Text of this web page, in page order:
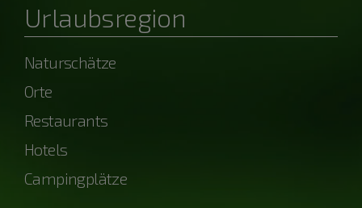
Urlaubsregion
Naturschätze
Orte
Restaurants
Hotels
Campingplätze